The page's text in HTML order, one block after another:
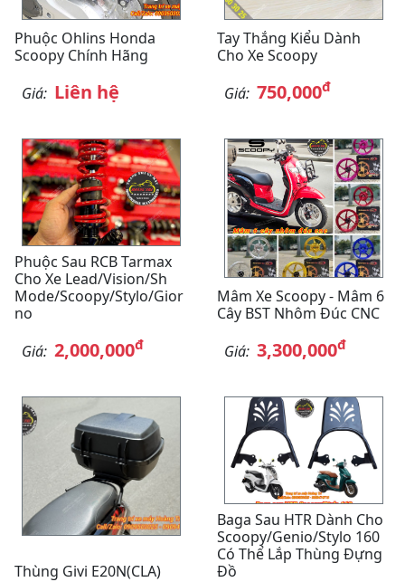
Phuộc Ohlins Honda
Scoopy Chính Hãng
Giá: Liên hệ
Tay Thắng Kiểu Dành
Cho Xe Scoopy
Giá: 750,000đ
Phuộc Sau RCB Tarmax
Cho Xe Lead/Vision/Sh
Mode/Scoopy/Stylo/Gior
No
Giá: 2,000,000đ
Mâm Xe Scoopy - Mâm 6
Cây BST Nhôm Đúc CNC
Giá: 3,300,000đ
Thùng Givi E20N(CLA)
Baga Sau HTR Dành Cho
Scoopy/Genio/Stylo 160
Có Thể Lắp Thùng Đựng
Đồ